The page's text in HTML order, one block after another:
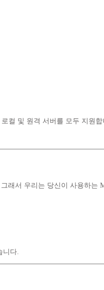
로컬 및 원격 서버를 모두 지원
래서 우리는 당신이 사용하는
니다.